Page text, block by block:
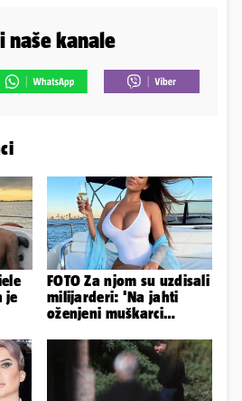
naše kanale
je
FOTO Za njom su uzdisali
milijarderi: 'Na jahti
oženjeni muškarci